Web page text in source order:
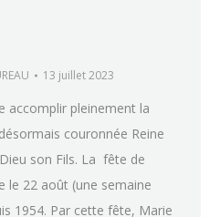
13 juillet 2023
accomplir pleinement la
couronnée Reine
son Fils. La fête de
le 22 août (une semaine
1954. Par cette fête, Marie